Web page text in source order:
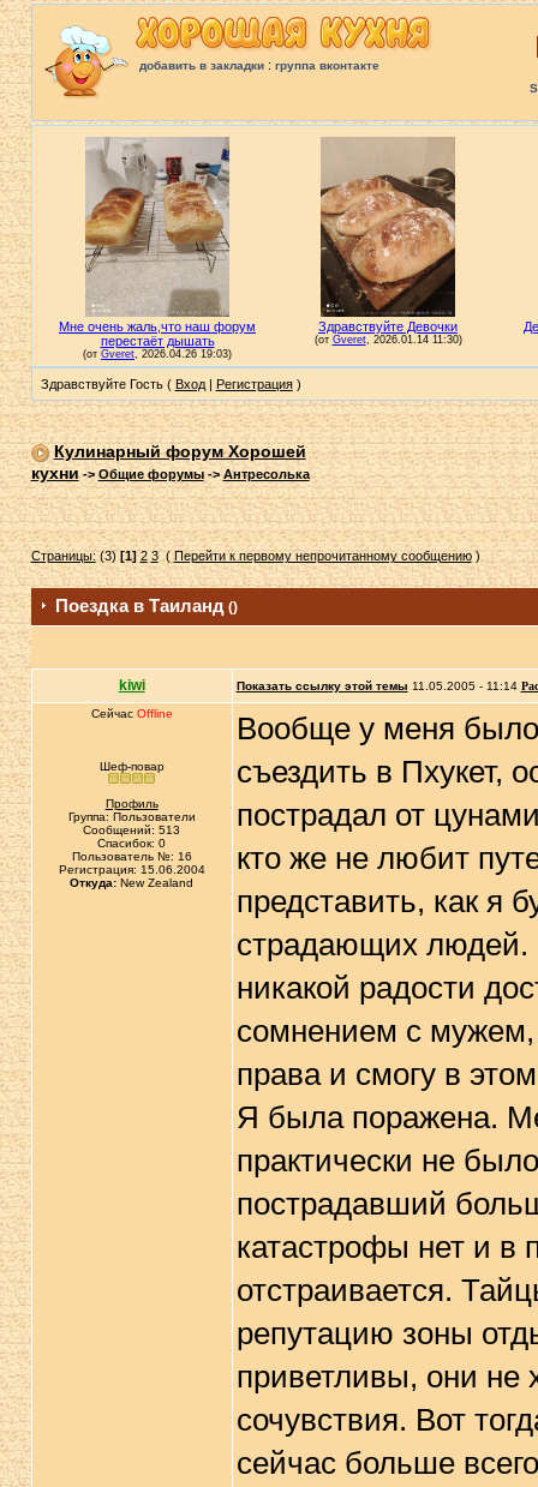
добавить в закладки: группа вконтакте
Здравствуйте Гость ( Вход| Регистрация)
Кулинарный форум Хорошей
кухни->Общие форумы-> Антресолька
Страницы:(3)[1] 2 3( Перейти к первому непрочитанному сообщению)
Поездка в Таиланд()
kiwi Показать ссылку этой темы 11.05.2005 - 11:14
Сейчас Offline
Шеф-повар
Профиль
Группа: Пользователи
Сообщений: 513
Спасибок: 0
Пользователь №: 16
Регистрация: 15.06.2004
Откуда: New Zealand
Вообще у меня
съездить в Пхукет,
пострадал от
кто же не любит
представить, как я
страдающих людей.
никакой радости
сомнением с мужем,
права и смогу в
Я была поражена.
практически не
пострадавший
катастрофы нет и в
отстраивается.
репутацию зоны
приветливы, они не
сочувствия. Вот
сейчас больше